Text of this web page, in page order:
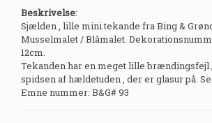
Beskrivelse:
Sjælden , lille mini tekande fra Bing &
Musselmalet / Blåmalet.
12cm.
Tekanden har en meget lille brændingsfejl
spidsen af hældetuden , der er glasur på.
Emne nummer: B&G# 93